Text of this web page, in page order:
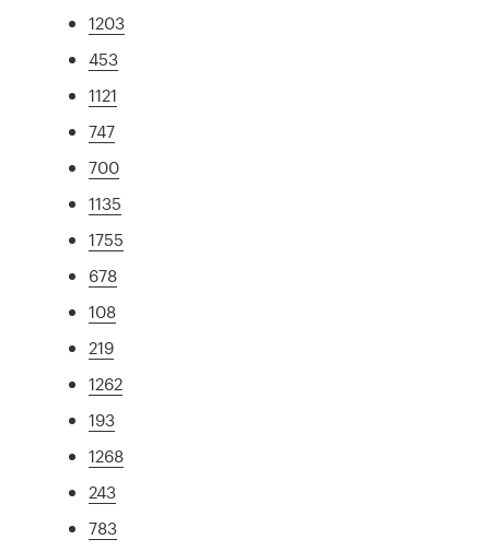
1203
453
1121
747
700
1135
1755
678
108
219
1262
193
1268
243
783